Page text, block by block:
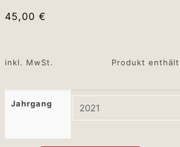
45,00 €
inkl. MwSt. Produkt
Jahrgang